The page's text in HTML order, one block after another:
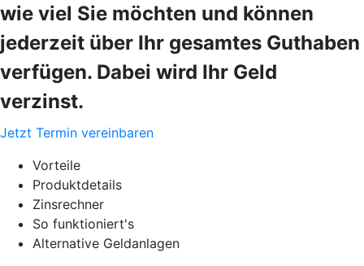
wie viel Sie möchten und können
jederzeit über Ihr gesamtes Guthaben
verfügen. Dabei wird Ihr Geld
verzinst.
Jetzt Termin vereinbaren
Vorteile
Produktdetails
Zinsrechner
So funktioniert's
Alternative Geldanlagen